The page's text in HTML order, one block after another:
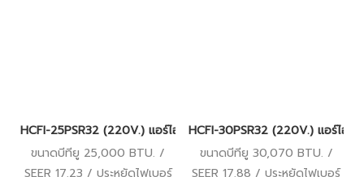
HCFI-25PSR32 (220V.) แอร์ไฮเออร์ Haier Gale Cool Plus เครื่
ขนาดบีทียู 25,000 BTU. /
SEER 17.23 / ประหยัดไฟเบอร์
HCFI-30PSR32 (220V.) แอร์ไฮ
ขนาดบีทียู 30,070 BTU. /
SEER 17.88 / ประหยัดไฟเบอร์